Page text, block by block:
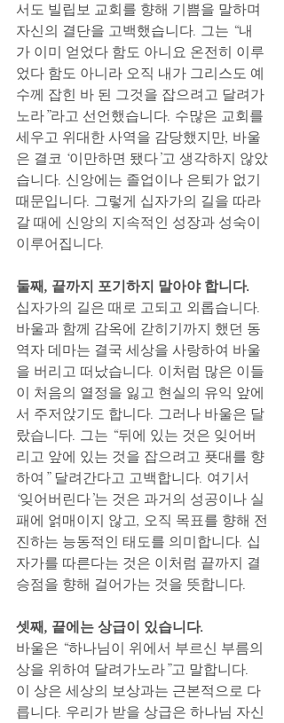
서도 빌립보 교회를 향해 기쁨을 말하며
자신의 결단을 고백했습니다. 그는 “내
가 이미 얻었다 함도 아니요 온전히 이루
었다 함도 아니라 오직 내가 그리스도 예
수께 잡힌 바 된 그것을 잡으려고 달려가
노라”라고 선언했습니다. 수많은 교회를
세우고 위대한 사역을 감당했지만, 바울
은 결코 ‘이만하면 됐다’고 생각하지 않았
습니다. 신앙에는 졸업이나 은퇴가 없기
때문입니다. 그렇게 십자가의 길을 따라
갈 때에 신앙의 지속적인 성장과 성숙이
이루어집니다.
둘째, 끝까지 포기하지 말아야 합니다.
십자가의 길은 때로 고되고 외롭습니다.
바울과 함께 감옥에 갇히기까지 했던 동
역자 데마는 결국 세상을 사랑하여 바울
을 버리고 떠났습니다. 이처럼 많은 이들
이 처음의 열정을 잃고 현실의 유익 앞에
서 주저앉기도 합니다. 그러나 바울은 달
랐습니다. 그는 “뒤에 있는 것은 잊어버
리고 앞에 있는 것을 잡으려고 푯대를 향
하여” 달려간다고 고백합니다. 여기서
‘잊어버린다’는 것은 과거의 성공이나 실
패에 얽매이지 않고, 오직 목표를 향해 전
진하는 능동적인 태도를 의미합니다. 십
자가를 따른다는 것은 이처럼 끝까지 결
승점을 향해 걸어가는 것을 뜻합니다.
셋째, 끝에는 상급이 있습니다.
바울은 “하나님이 위에서 부르신 부름의
상을 위하여 달려가노라”고 말합니다.
이 상은 세상의 보상과는 근본적으로 다
릅니다. 우리가 받을 상급은 하나님 자신